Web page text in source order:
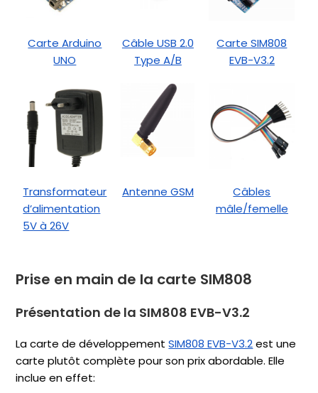
Carte Arduino
UNO
Câble USB 2.0
Type A/B
Carte SIM808
EVB-V3.2
Transformateur
d’alimentation
5V à 26V
Antenne GSM
Câbles
mâle/femelle
Prise en main de la carte SIM808
Présentation de la SIM808 EVB-V3.2
La carte de développementSIM808 EVB-V3.2est une
carte plutôt complète pour son prix abordable. Elle
inclue en effet: